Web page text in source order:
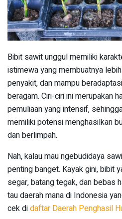
Bibit sawit unggul memiliki
istimewa yang membuatnya
penyakit, dan mampu
beragam. Ciri-ciri ini merupakan
pemuliaan yang intensif,
memiliki potensi menghasilkan
dan berlimpah.
Nah, kalau mau ngebudidaya
penting banget. Kayak gini, bibit
segar, batang tegak, dan bebas
tau daerah mana di Indonesia
cek didaftar Daerah Penghasil